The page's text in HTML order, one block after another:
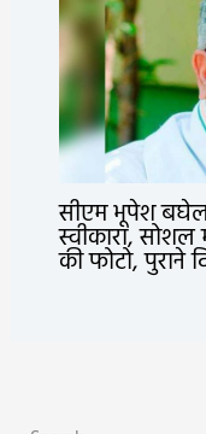
सीएम भूपेश
स्वीकारा,
की फोटो, पुराने